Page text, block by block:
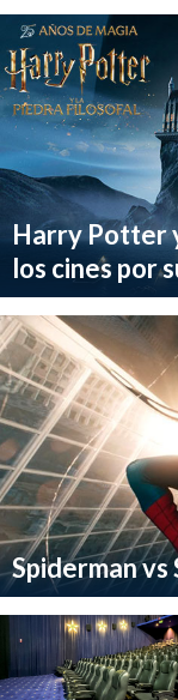
Harry Potter
los cines por
Spiderman vs